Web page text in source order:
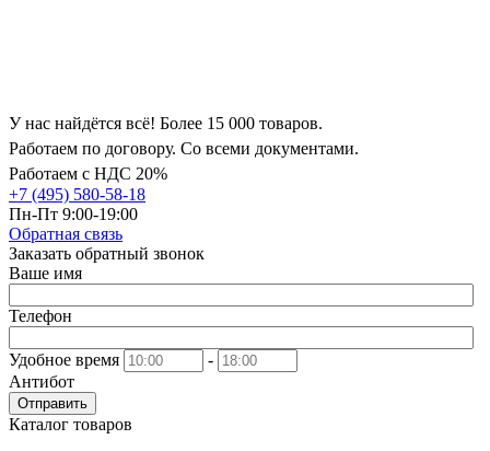
У нас найдётся всё! Более 15 000 товаров.
Работаем по договору. Со всеми документами.
Работаем с НДС 20%
+7 (495) 580-58-18
Пн-Пт 9:00-19:00
Обратная связь
Заказать обратный звонок
Ваше имя
Телефон
Удобное время
-
Антибот
Отправить
Каталог товаров